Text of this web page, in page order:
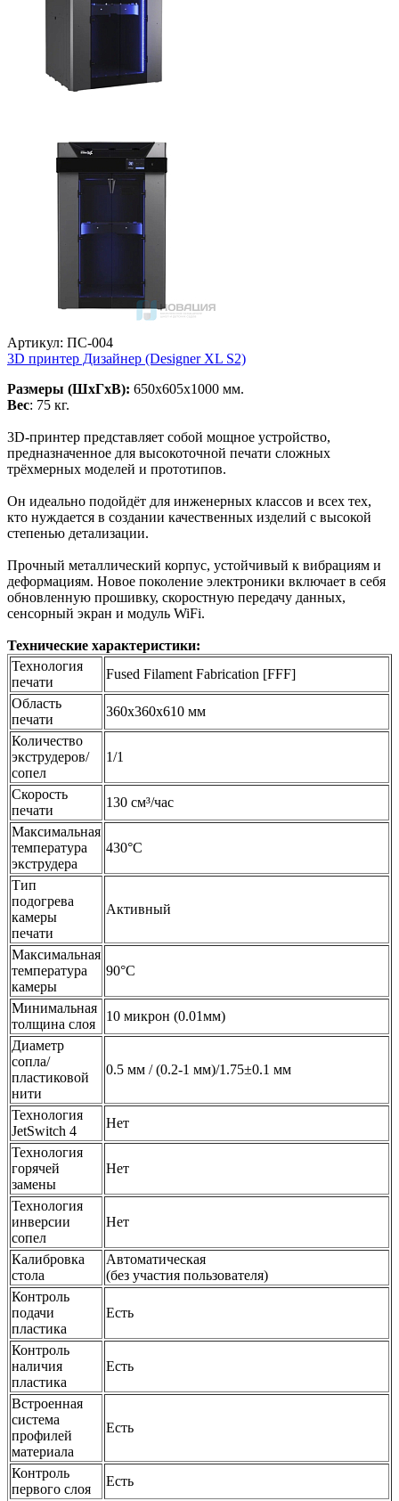
Артикул: ПС-004
3D принтер Дизайнер (Designer XL S2)
Размеры (ШхГхВ): 650х605х1000 мм.
Вес: 75 кг.
3D-принтер представляет собой мощное устройство,
предназначенное для высокоточной печати сложных
трёхмерных моделей и прототипов.
Он идеально подойдёт для инженерных классов и всех тех,
кто нуждается в создании качественных изделий с высокой
степенью детализации.
Прочный металлический корпус, устойчивый к вибрациям и
деформациям. Новое поколение электроники включает в себя
обновленную прошивку, скоростную передачу данных,
сенсорный экран и модуль WiFi.
Технические характеристики:
Технология
печати
Fused Filament Fabrication [FFF]
Область
печати
360х360х610 мм
Количество
экструдеров/
сопел
1/1
Скорость
печати
130 см³/час
Максимальная
температура
экструдера
430°С
Тип
подогрева
камеры
печати
Активный
Максимальная
температура
камеры
90°C
Минимальная
толщина слоя
10 микрон (0.01мм)
Диаметр
сопла/
пластиковой
нити
0.5 мм / (0.2-1 мм)/1.75±0.1 мм
Технология
JetSwitch 4
Нет
Технология
горячей
замены
Нет
Технология
инверсии
сопел
Нет
Калибровка
стола
Автоматическая
(без участия пользователя)
Контроль
подачи
пластика
Есть
Контроль
наличия
пластика
Есть
Встроенная
система
профилей
материала
Есть
Контроль
первого слоя
Есть